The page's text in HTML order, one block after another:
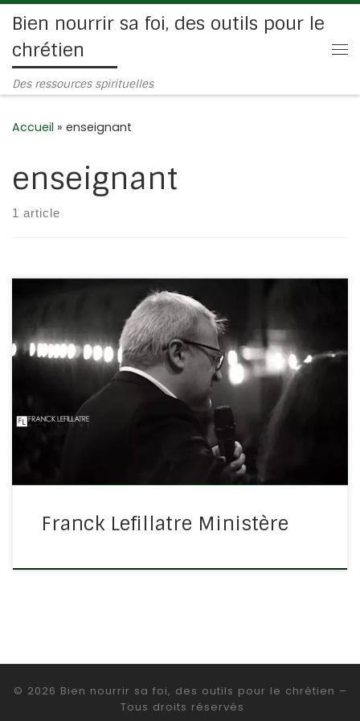
Passer au contenu
Bien nourrir sa foi, des outils pour le
chrétien
Des ressources spirituelles
Accueil » enseignant
enseignant
1 article
Cela fait plusieurs années que je connais le pasteur
Franck Lefillatre qui apporte des enseignements solides
et n’hésite pas à aborder des parties délicates de la
Bible. Son sérieux, son équilibre et son amour pour la
Parole […]
Franck Lefillatre Ministère
© 2026 Bien nourrir sa foi, des outils pour le chrétien –
Tous droits réservés